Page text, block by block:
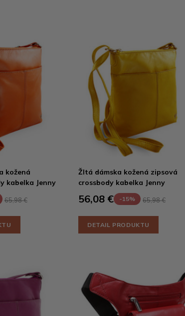
kožená
kabelka Jenny
65,98 €
Žltá dámska kožená zipsová
crossbody kabelka Jenny
56,08 € -15% 65,98 €
DETAIL PRODUKTU